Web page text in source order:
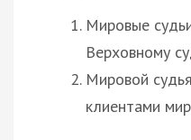
Мировые
Верховному
Мировой
клиентами